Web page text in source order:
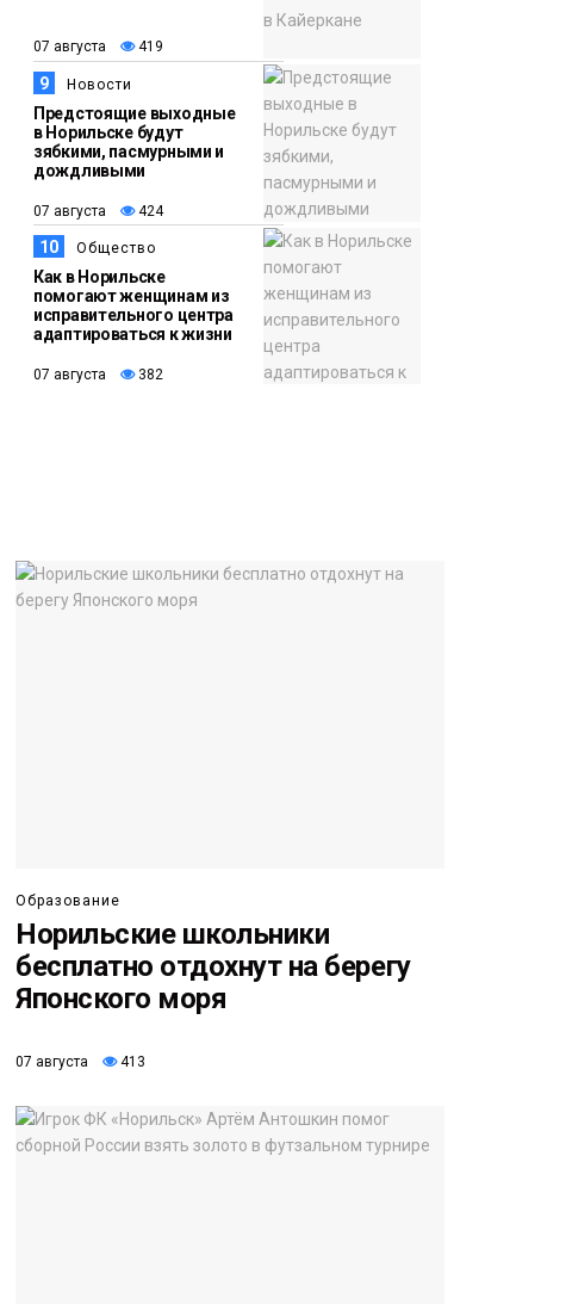
07 августа 419
9 Новости
Предстоящие выходные
в Норильске будут
зябкими, пасмурными и
дождливыми
07 августа 424
10 Общество
Как в Норильске
помогают женщинам из
исправительного центра
адаптироваться к жизни
07 августа 382
Образование
Норильские школьники
бесплатно отдохнут на берегу
Японского моря
07 августа 413